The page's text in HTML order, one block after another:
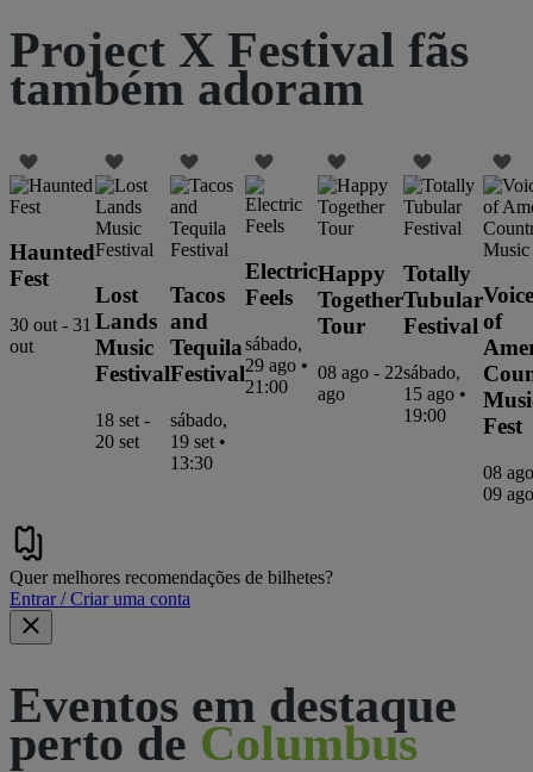
Project X Festival fãs
também adoram
Haunted
Fest
30 out - 31
out
Lost
Lands
Music
Festival
18 set -
20 set
Tacos
and
Tequila
Festival
sábado,
19 set •
13:30
Electric
Feels
sábado,
29 ago •
21:00
Happy
Together
Tour
08 ago - 22
ago
Totally
Tubular
Festival
sábado,
15 ago •
19:00
of
Fest
08
09 ago
Quer melhores recomendações de bilhetes?
Entrar / Criar uma conta
Eventos em destaque
perto de Columbus